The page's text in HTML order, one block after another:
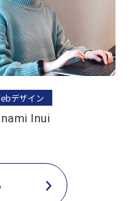
デザイン
Inui